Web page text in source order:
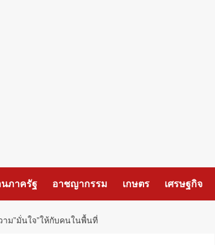
นภาครัฐ อาชญากรรม เกษตร เศรษฐกิจ
ม”มั่นใจ”ให้กับคนในพื้นที่